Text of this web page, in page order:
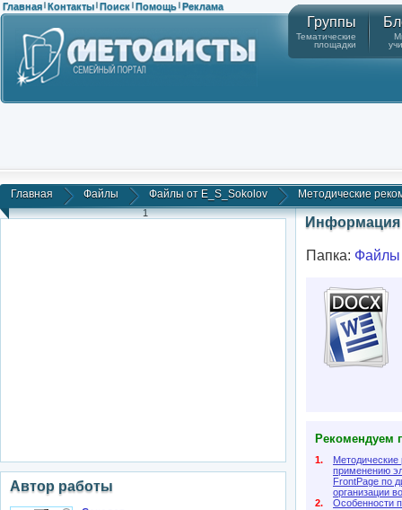
Главная | Контакты | Поиск | Помощь | Реклама
Группы
Тематические
площадки
Главная Файлы Файлы от E_S_Sokolov Методические
1
Автор работы
Информация
Папка: Файлы
Рекомендуем
1.
Методические
применению
FrontPage по
организации
2.
Особенности